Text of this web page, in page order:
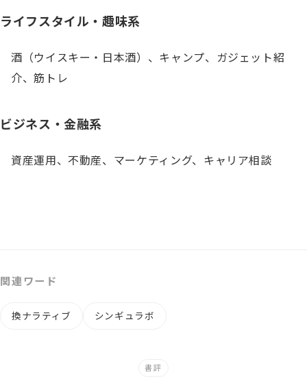
ライフスタイル・趣味系
酒（ウイスキー・日本酒）、キャンプ、ガジェット紹
介、筋トレ
ビジネス・金融系
資産運用、不動産、マーケティング、キャリア相談
関連ワード
換ナラティブ シンギュラボ
書評